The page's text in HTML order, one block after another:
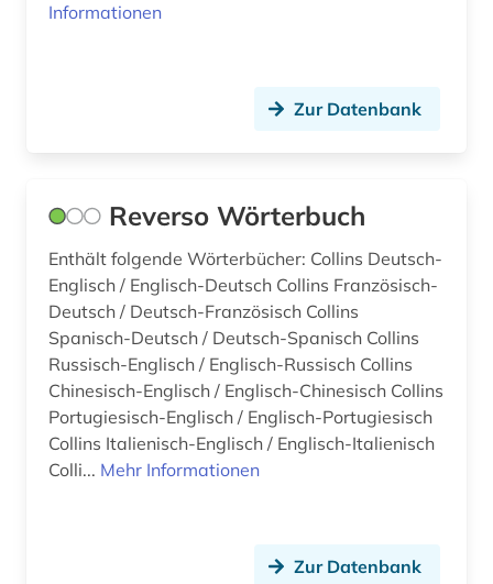
nigeria (1)
onkologie (1)
paschtu (1)
persisch (3)
personalwesen (1)
pharmazie (2)
philippinen (2)
Informationen
Zur Datenbank
Reverso Wörterbuch
Enthält folgende Wörterbücher: Collins Deutsch-
Englisch / Englisch-Deutsch Collins Französisch-
Deutsch / Deutsch-Französisch Collins
Spanisch-Deutsch / Deutsch-Spanisch Collins
Russisch-Englisch / Englisch-Russisch Collins
Chinesisch-Englisch / Englisch-Chinesisch Collins
Portugiesisch-Englisch / Englisch-Portugiesisch
Collins Italienisch-Englisch / Englisch-Italienisch
Colli... Mehr Informationen
Zur Datenbank